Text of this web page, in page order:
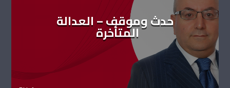
حدث وموقف – العدالة
المتأخرة